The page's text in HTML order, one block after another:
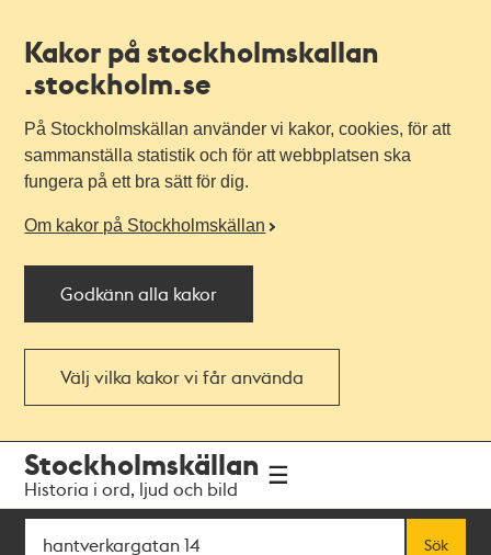
Kakor på stockholmskallan
.stockholm.se
På Stockholmskällan använder vi kakor, cookies, för att
sammanställa statistik och för att webbplatsen ska
fungera på ett bra sätt för dig.
Om kakor på Stockholmskällan
Godkänn alla kakor
Välj vilka kakor vi får använda
navigationen
huvudinnehållet
Stockholmskällan
Historia i ord, ljud och bild
Sök
Sök